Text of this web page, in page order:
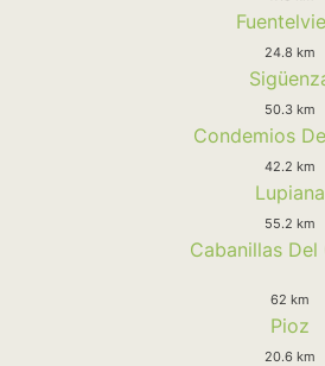
24.8 km
50.3 km
Condemios
42.2 km
Lupiana
55.2 km
Cabanillas Del
62 km
Pioz
20.6 km